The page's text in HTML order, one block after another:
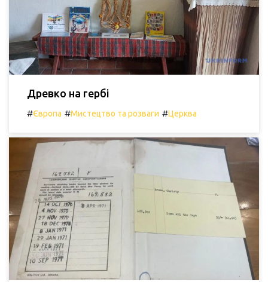
Древко на гербі
#Європа #Мистецтво та розваги #Церква